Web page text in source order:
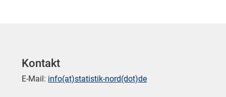
Kontakt
E-Mail: info(at)statistik-nord(dot)de